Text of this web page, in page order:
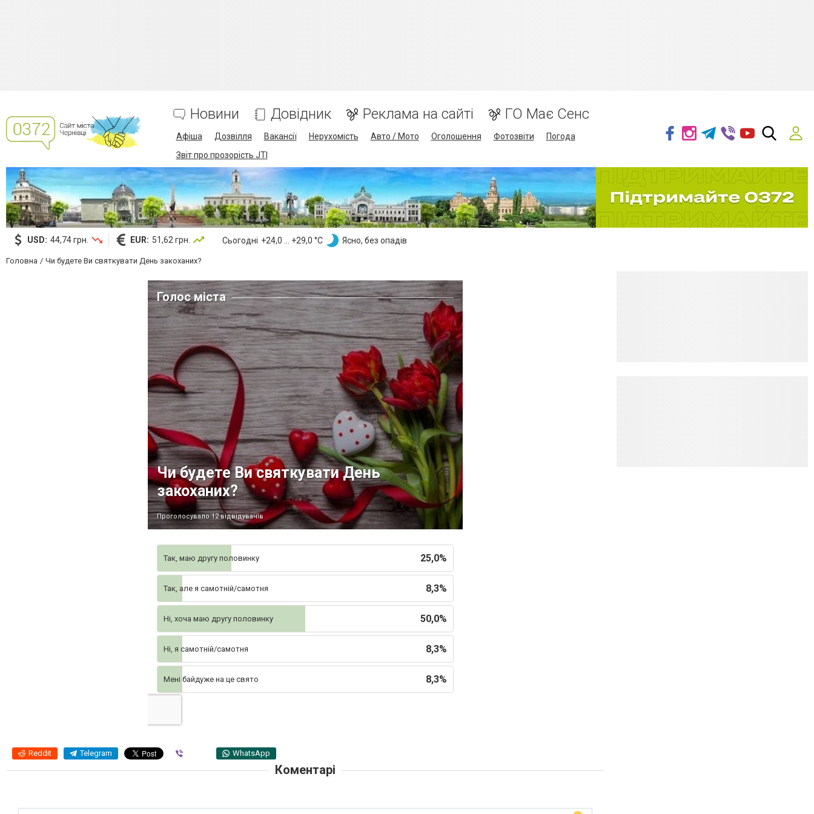
Новини Довідник Реклама на сайті ГО Має Сенс
Афіша Дозвілля Вакансії Нерухомість Авто / Мото Оголошення Фотозвіти
Погода
Звіт про прозорість JTI
USD: 44,74 грн. EUR: 51,62 грн. Сьогодні +24,0 ... +29,0 °С Ясно, без опадів
Головна Чи будете Ви святкувати День закоханих?
Голос міста
Чи будете Ви святкувати День
закоханих?
Проголосувало 12 відвідувачів
25,0%
Так, маю другу половинку
8,3%
Так, але я самотній/самотня
50,0%
Ні, хоча маю другу половинку
8,3%
Ні, я самотній/самотня
8,3%
Мені байдуже на це свято
Reddit Telegram WhatsApp
Коментарі